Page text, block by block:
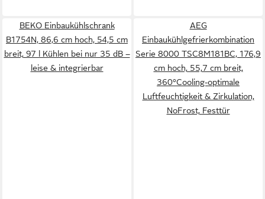
BEKO Einbaukühlschrank
B1754N, 86,6 cm hoch, 54,5 cm
breit, 97 l Kühlen bei nur 35 dB –
leise & integrierbar
AEG
Einbaukühlgefrierkombination
Serie 8000 TSC8M181BC, 176,9
cm hoch, 55,7 cm breit,
360°Cooling-optimale
Luftfeuchtigkeit & Zirkulation,
NoFrost, Festtür